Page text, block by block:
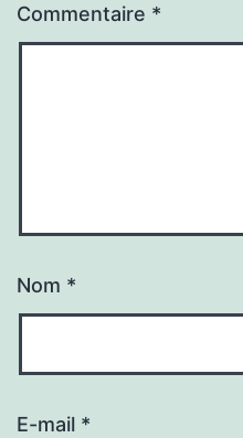
Commentaire *
Nom *
E-mail *